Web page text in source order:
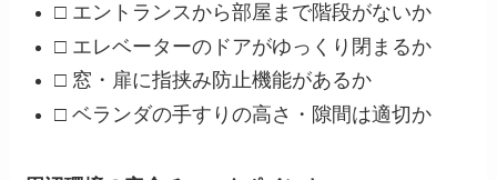
□ エントランスから部屋まで階段がないか
□ エレベーターのドアがゆっくり閉まるか
□ 窓・扉に指挟み防止機能があるか
□ ベランダの手すりの高さ・隙間は適切か